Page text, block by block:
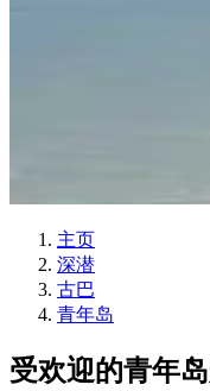
主页
深潜
古巴
青年岛
受欢迎的青年